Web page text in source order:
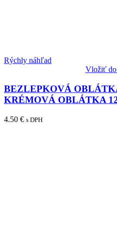
Rýchly náhľad
Vložiť do
BEZLEPKOVÁ
KRÉMOVÁ OBLÁTKA
4.50 € s DPH